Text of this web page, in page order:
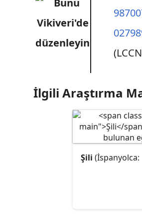
İlgili Araştırma
Şili (İspanyolca: